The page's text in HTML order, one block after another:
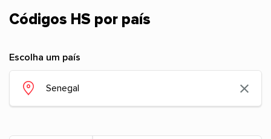
Códigos HS por país
Escolha um país